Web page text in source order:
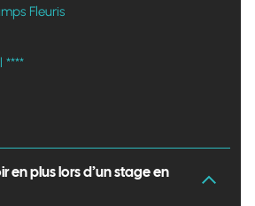
Fleuris
****
en plus lors d’un stage en